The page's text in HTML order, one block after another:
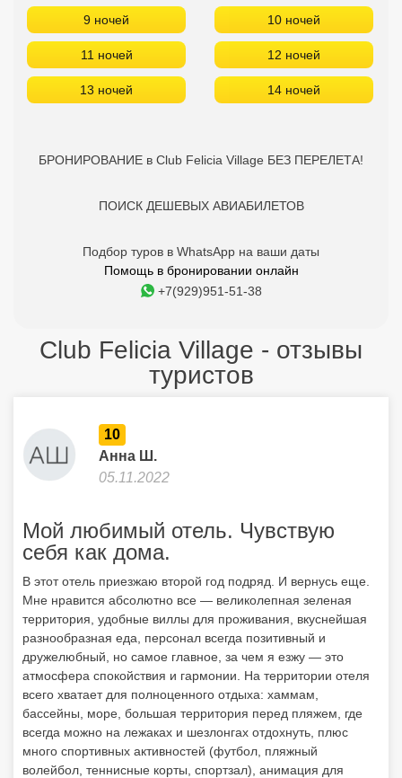
9 ночей 10 ночей
11 ночей 12 ночей
13 ночей 14 ночей
БРОНИРОВАНИЕ в Club Felicia Village БЕЗ ПЕРЕЛЕТА!
ПОИСК ДЕШЕВЫХ АВИАБИЛЕТОВ
Подбор туров в WhatsApp на ваши даты
Помощь в бронировании онлайн
+7(929)951-51-38
Club Felicia Village - отзывы
туристов
10
Анна Ш.
05.11.2022
Мой любимый отель. Чувствую
себя как дома.
В этот отель приезжаю второй год подряд. И вернусь еще.
Мне нравится абсолютно все — великолепная зеленая
территория, удобные виллы для проживания, вкуснейшая
разнообразная еда, персонал всегда позитивный и
дружелюбный, но самое главное, за чем я езжу — это
атмосфера спокойствия и гармонии. На территории отеля
всего хватает для полноценного отдыха: хаммам,
бассейны, море, большая территория перед пляжем, где
всегда можно на лежаках и шезлонгах отдохнуть, плюс
много спортивных активностей (футбол, пляжный
волейбол, теннисные корты, спортзал), анимация для